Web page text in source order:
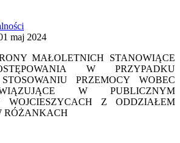
maj 2024
MAŁOLETNICH STANOWIĄCE
W PRZYPADKU
PRZEMOCY WOBEC
W PUBLICZNYM
WOJCIESZYCACH Z ODDZIAŁEM
RÓŻANKACH